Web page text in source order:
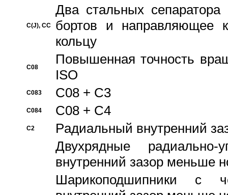
C(J), CC
Два стальных сепаратора
бортов и направляющее
кольцу
C08
Повышенная точность
ISO
C083 C08 + C3
C084 C08 + C4
C2
Pадиальный внутренний
Двухрядные радиально-
внутренний зазор меньше
Шарикоподшипники с